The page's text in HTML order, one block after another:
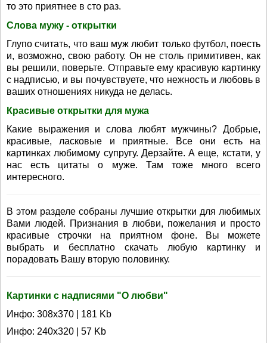
то это приятнее в сто раз.
Слова мужу - открытки
Глупо считать, что ваш муж любит только футбол, поесть
и, возможно, свою работу. Он не столь примитивен, как
вы решили, поверьте. Отправьте ему красивую картинку
с надписью, и вы почувствуете, что нежность и любовь в
ваших отношениях никуда не делась.
Красивые открытки для мужа
Какие выражения и слова любят мужчины? Добрые,
красивые, ласковые и приятные. Все они есть на
картинках любимому супругу. Дерзайте. А еще, кстати, у
нас есть цитаты о муже. Там тоже много всего
интересного.
В этом разделе собраны лучшие открытки для любимых
Вами людей. Признания в любви, пожелания и просто
красивые строчки на приятном фоне. Вы можете
выбрать и бесплатно скачать любую картинку и
порадовать Вашу вторую половинку.
Картинки с надписями "О любви"
Инфо: 308х370 | 181 Kb
Инфо: 240х320 | 57 Kb